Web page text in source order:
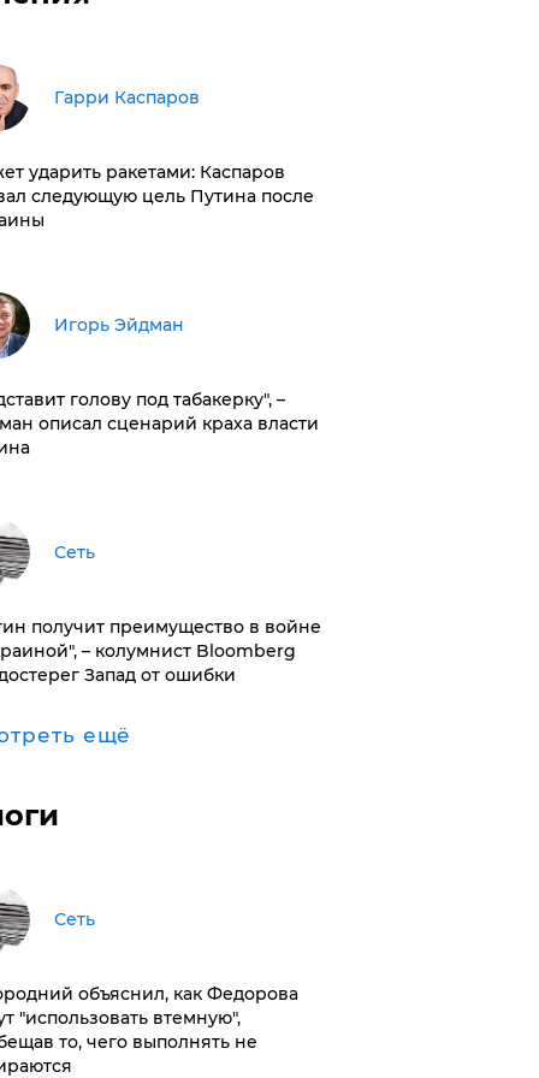
Гарри Каспаров
ударить ракетами: Каспаров
следующую цель Путина после
Игорь Эйдман
голову под табакерку", –
описал сценарий краха власти
Сеть
получит преимущество в войне
– колумнист Bloomberg
Запад от ошибки
ещё
Сеть
объяснил, как Федорова
"использовать втемную",
то, чего выполнять не